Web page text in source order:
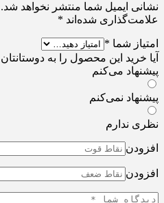
نشانی ایمیل شما منتشر نخواهد شد.
علامت‌گذاری شده‌اند *
امتیاز شما *
آیا خرید این محصول را به
پیشنهاد می‌کنم
پیشنهاد نمی‌کنم
نظری ندارم
افزودن
افزودن